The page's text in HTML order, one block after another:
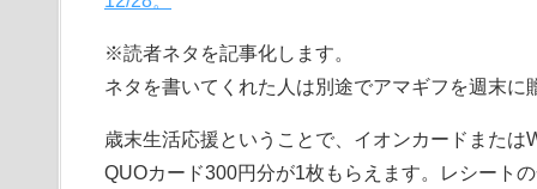
※読者ネタを記事化します。
ネタを書いてくれた人は別途でアマギフを週末に
歳末生活応援ということで、イオンカードまた
QUOカード300円分が1枚もらえます。レシート